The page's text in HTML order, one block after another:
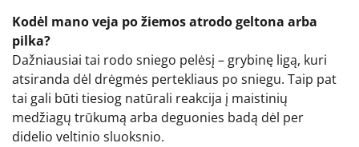
Kodėl mano veja po žiemos atrodo geltona arba
pilka?
Dažniausiai tai rodo sniego pelėsį – grybinę ligą, kuri
atsiranda dėl drėgmės pertekliaus po sniegu. Taip pat
tai gali būti tiesiog natūrali reakcija į maistinių
medžiagų trūkumą arba deguonies badą dėl per
didelio veltinio sluoksnio.